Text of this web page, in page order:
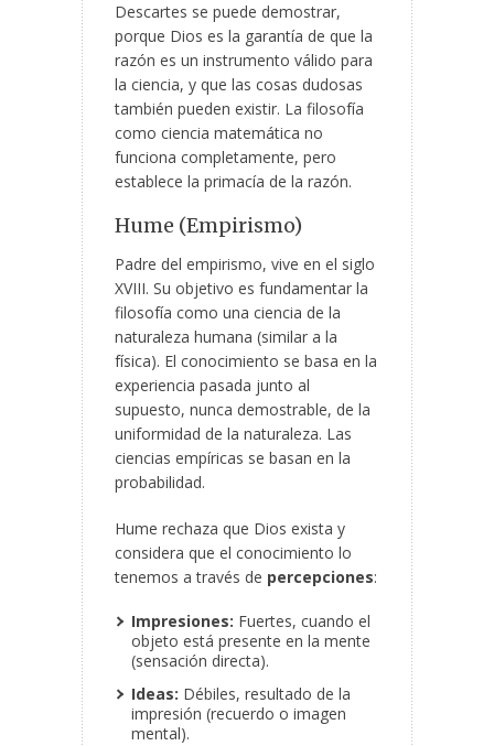
Descartes se puede demostrar,
porque Dios es la garantía de que la
razón es un instrumento válido para
la ciencia, y que las cosas dudosas
también pueden existir. La filosofía
como ciencia matemática no
funciona completamente, pero
establece la primacía de la razón.
Hume (Empirismo)
Padre del empirismo, vive en el siglo
XVIII. Su objetivo es fundamentar la
filosofía como una ciencia de la
naturaleza humana (similar a la
física). El conocimiento se basa en la
experiencia pasada junto al
supuesto, nunca demostrable, de la
uniformidad de la naturaleza. Las
ciencias empíricas se basan en la
probabilidad.
Hume rechaza que Dios exista y
considera que el conocimiento lo
tenemos a través de percepciones:
Impresiones: Fuertes, cuando el
objeto está presente en la mente
(sensación directa).
Ideas: Débiles, resultado de la
impresión (recuerdo o imagen
mental).